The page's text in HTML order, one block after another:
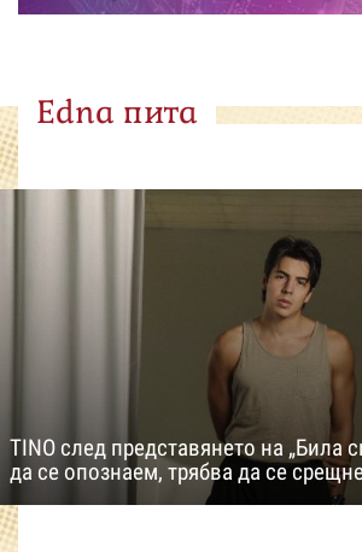
Edna пита
TINO след представянето на „Била
да се опознаем, трябва да се